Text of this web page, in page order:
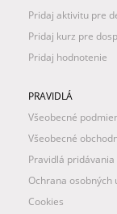
Pridaj aktivitu pre
Pridaj kurz pre
Pridaj hodnotenie
PRAVIDLÁ
Všeobecné
Všeobecné
Pravidlá
Ochrana osobných
Cookies